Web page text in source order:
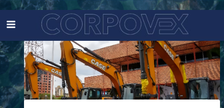
contenido